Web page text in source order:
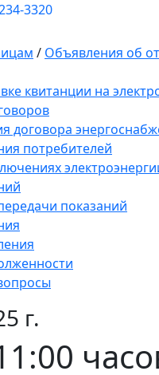
3320
/ Объявления об
квитанции на
договора
потребителей
показаний
г.